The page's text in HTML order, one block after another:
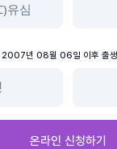
유심
2007년 08월 06일 이후 출
온라인 신청하기